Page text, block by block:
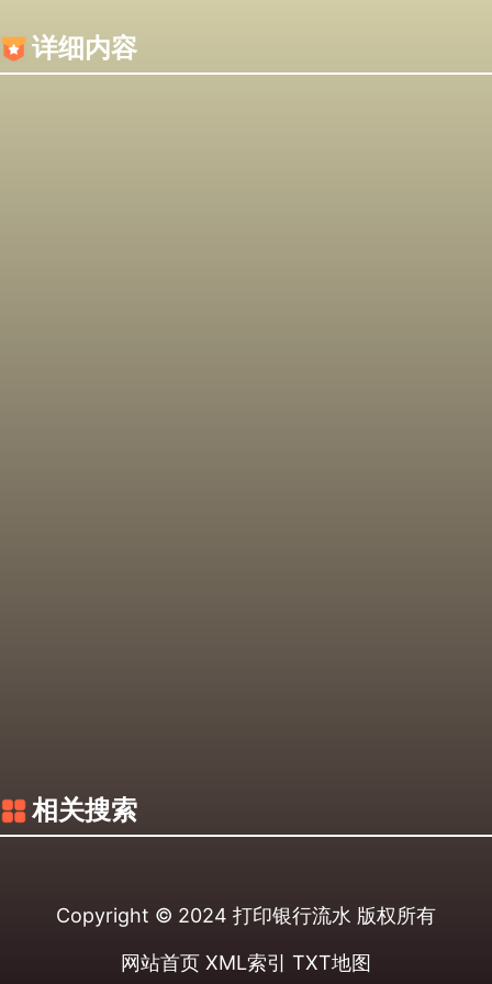
详细内容
相关搜索
Copyright © 2024 打印银行流水 版权所有
网站首页 XML索引 TXT地图